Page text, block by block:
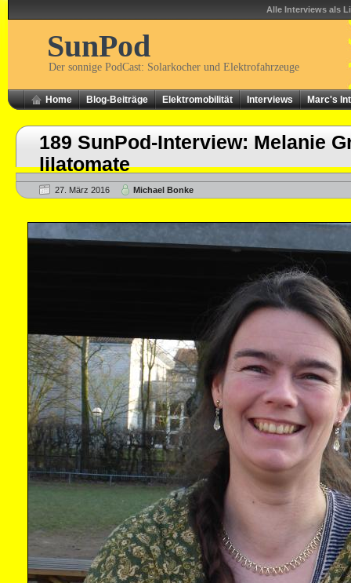
Alle Interviews als
SunPod
Der sonnige PodCast: Solarkocher und Elektrofahrzeuge
Home Blog-Beiträge Elektromobilität Interviews Marc's
189 SunPod-Interview: Melanie
lilatomate
27. März 2016 Michael Bonke